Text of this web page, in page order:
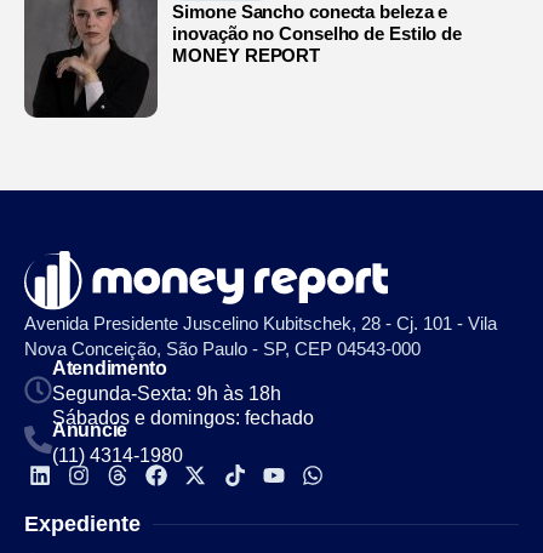
Simone Sancho conecta beleza e
inovação no Conselho de Estilo de
MONEY REPORT
Avenida Presidente Juscelino Kubitschek, 28 - Cj. 101 - Vila
Nova Conceição, São Paulo - SP, CEP 04543-000
Atendimento
Segunda-Sexta: 9h às 18h
Sábados e domingos: fechado
Anuncie
(11) 4314-1980
Expediente